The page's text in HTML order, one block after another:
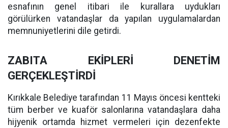
esnafının genel itibari ile kurallara uydukları
görülürken vatandaşlar da yapılan uygulamalardan
memnuniyetlerini dile getirdi.
ZABITA EKİPLERİ DENETİM
GERÇEKLEŞTİRDİ
Kırıkkale Belediye tarafından 11 Mayıs öncesi kentteki
tüm berber ve kuaför salonlarına vatandaşlara daha
hijyenik ortamda hizmet vermeleri için dezenfekte